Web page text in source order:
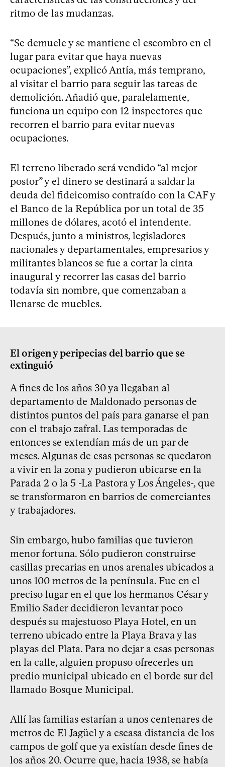
ritmo de las mudanzas.
“Se demuele y se mantiene el escombro en el
lugar para evitar que haya nuevas
ocupaciones”, explicó Antía, más temprano,
al visitar el barrio para seguir las tareas de
demolición. Añadió que, paralelamente,
funciona un equipo con 12 inspectores que
recorren el barrio para evitar nuevas
ocupaciones.
El terreno liberado será vendido “al mejor
postor” y el dinero se destinará a saldar la
deuda del fideicomiso contraído con la CAF y
el Banco de la República por un total de 35
millones de dólares, acotó el intendente.
Después, junto a ministros, legisladores
nacionales y departamentales, empresarios y
militantes blancos se fue a cortar la cinta
inaugural y recorrer las casas del barrio
todavía sin nombre, que comenzaban a
llenarse de muebles.
El origen y peripecias del barrio que se
extinguió
A fines de los años 30 ya llegaban al
departamento de Maldonado personas de
distintos puntos del país para ganarse el pan
con el trabajo zafral. Las temporadas de
entonces se extendían más de un par de
meses. Algunas de esas personas se quedaron
a vivir en la zona y pudieron ubicarse en la
Parada 2 o la 5 -La Pastora y Los Ángeles-, que
se transformaron en barrios de comerciantes
y trabajadores.
Sin embargo, hubo familias que tuvieron
menor fortuna. Sólo pudieron construirse
casillas precarias en unos arenales ubicados a
unos 100 metros de la península. Fue en el
preciso lugar en el que los hermanos César y
Emilio Sader decidieron levantar poco
después su majestuoso Playa Hotel, en un
terreno ubicado entre la Playa Brava y las
playas del Plata. Para no dejar a esas personas
en la calle, alguien propuso ofrecerles un
predio municipal ubicado en el borde sur del
llamado Bosque Municipal.
Allí las familias estarían a unos centenares de
metros de El Jagüel y a escasa distancia de los
campos de golf que ya existían desde fines de
los años 20. Ocurre que, hacia 1938, se había